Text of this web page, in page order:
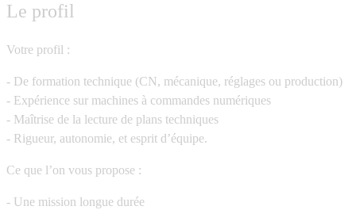
Le profil
Votre profil :
- De formation technique (CN, mécanique, réglages ou production)
- Expérience sur machines à commandes numériques
- Maîtrise de la lecture de plans techniques
- Rigueur, autonomie, et esprit d’équipe.
Ce que l’on vous propose :
- Une mission longue durée